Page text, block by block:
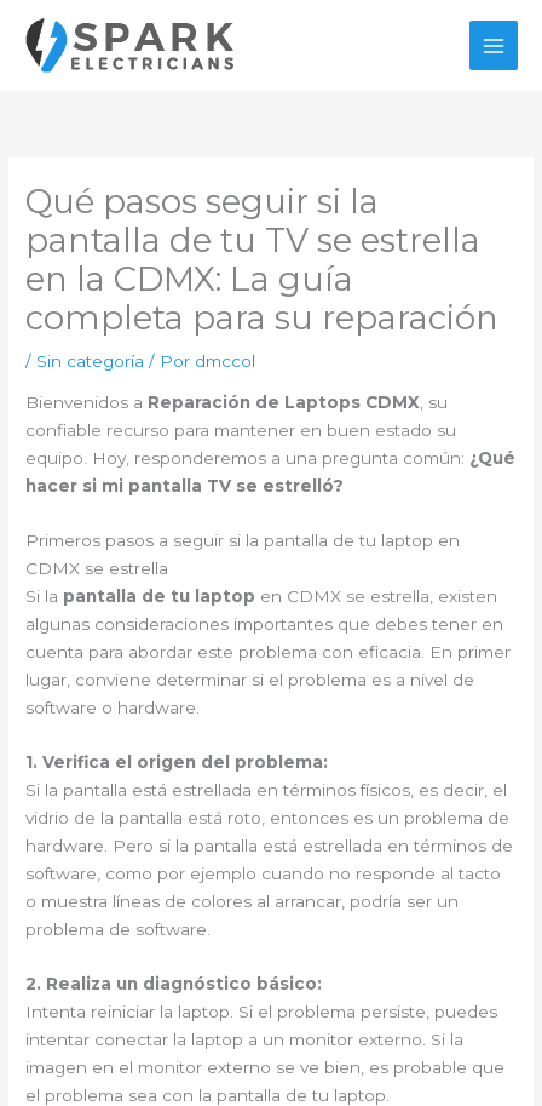
contenido
Qué pasos seguir si la
pantalla de tu TV se estrella
en la CDMX: La guía
completa para su reparación
/ Sin categoría / Por dmccol
Bienvenidos a Reparación de Laptops CDMX, su
confiable recurso para mantener en buen estado su
equipo. Hoy, responderemos a una pregunta común: ¿Qué
hacer si mi pantalla TV se estrelló?
Primeros pasos a seguir si la pantalla de tu laptop en
CDMX se estrella
Si la pantalla de tu laptop en CDMX se estrella, existen
algunas consideraciones importantes que debes tener en
cuenta para abordar este problema con eficacia. En primer
lugar, conviene determinar si el problema es a nivel de
software o hardware.
1. Verifica el origen del problema:
Si la pantalla está estrellada en términos físicos, es decir, el
vidrio de la pantalla está roto, entonces es un problema de
hardware. Pero si la pantalla está estrellada en términos de
software, como por ejemplo cuando no responde al tacto
o muestra líneas de colores al arrancar, podría ser un
problema de software.
2. Realiza un diagnóstico básico:
Intenta reiniciar la laptop. Si el problema persiste, puedes
intentar conectar la laptop a un monitor externo. Si la
imagen en el monitor externo se ve bien, es probable que
el problema sea con la pantalla de tu laptop.